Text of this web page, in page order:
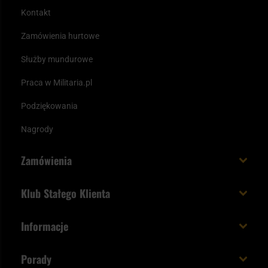
Kontakt
Zamówienia hurtowe
Służby mundurowe
Praca w Militaria.pl
Podziękowania
Nagrody
Zamówienia
Paczka w weekend
Status zamówienia
Klub Stałego Klienta
Unboxing Militaria.pl
Informacje
Porady